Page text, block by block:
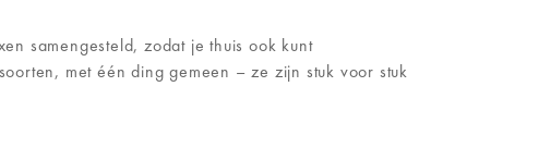
samengesteld, zodat je thuis ook kunt
met één ding gemeen – ze zijn stuk voor stuk